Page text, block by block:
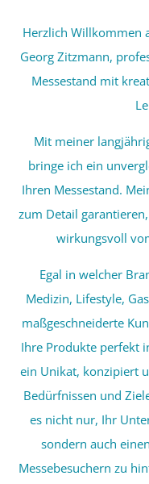
Herzlich Willkommen
Georg Zitzmann,
Messestand mit
Mit meiner
bringe ich ein
Ihren Messestand.
zum Detail
wirkungsvoll
Egal in welcher
Medizin, Lifestyle,
maßgeschneiderte
Ihre Produkte perfekt
ein Unikat, konzipiert
Bedürfnissen und
es nicht nur, Ihr
sondern auch
Messebesuchern zu